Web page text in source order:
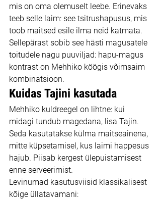
mis on oma olemuselt leebe. Erinevaks
teeb selle laim: see tsitrushapusus, mis
toob maitsed esile ilma neid katmata.
Sellepärast sobib see hästi magusatele
toitudele nagu puuviljad: hapu-magus
kontrast on Mehhiko köögis võimsaim
kombinatsioon.
Kuidas Tajini kasutada
Mehhiko kuldreegel on lihtne: kui
midagi tundub magedana, lisa Tajin.
Seda kasutatakse külma maitseainena,
mitte küpsetamisel, kus laimi happesus
hajub. Piisab kergest ülepuistamisest
enne serveerimist.
Levinumad kasutusviisid klassikalisest
kõige üllatavamani: